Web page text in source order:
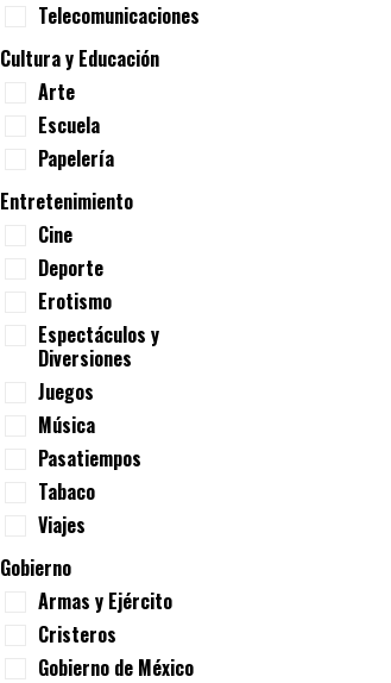
Telecomunicaciones
Cultura y Educación
Arte
Escuela
Papelería
Entretenimiento
Cine
Deporte
Erotismo
Espectáculos y
Diversiones
Juegos
Música
Pasatiempos
Tabaco
Viajes
Gobierno
Armas y Ejército
Cristeros
Gobierno de México